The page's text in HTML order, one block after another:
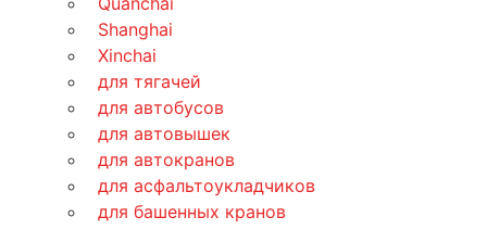
Shanghai
Xinchai
для тягачей
для автобусов
для автовышек
для автокранов
для асфальтоукладчиков
для башенных кранов